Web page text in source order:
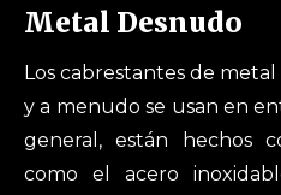
Metal Desnudo
Los cabrestantes de
y a menudo se usan en
general, están hechos
como el acero